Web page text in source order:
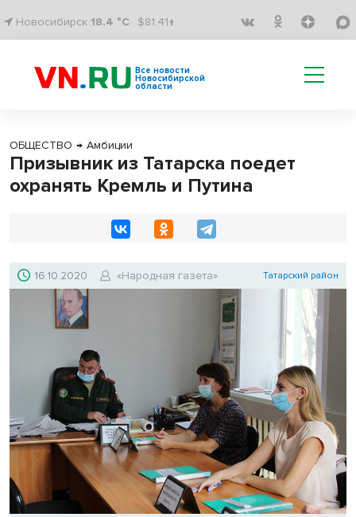
Новосибирск 18.4 °C $81.41↑
Все новости
Новосибирской
области
ОБЩЕСТВО → Амбиции
Призывник из Татарска поедет
охранять Кремль и Путина
16.10.2020 «Народная газета» Татарский район